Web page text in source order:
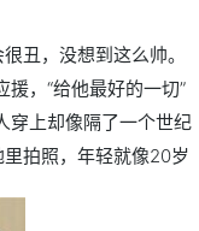
丑，没想到这么帅。
，“给他最好的一切”
穿上却像隔了一个世纪
里拍照，年轻就像20岁